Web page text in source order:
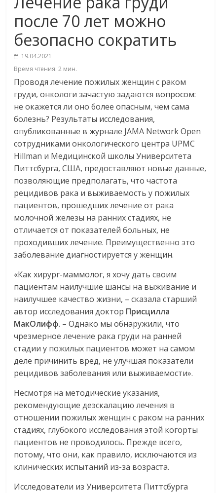
после 70 лет можно
безопасно сократить
19.04.2021
Время чтения:2 мин.
Проводя лечение пожилых женщин с раком
груди, онкологи зачастую задаются вопросом:
не окажется ли оно более опасным, чем сама
болезнь? Результаты исследования,
опубликованные в журнале JAMA Network Open
сотрудниками онкологического центра UPMC
Hillman и Медицинской школы Университета
Питтсбурга, США, предоставляют новые данные,
позволяющие предполагать, что частота
рецидивов рака и выживаемость у пожилых
пациентов, прошедших лечение от рака
молочной железы на ранних стадиях, не
отличается от показателей больных, не
проходивших лечение. Преимущественно это
заболевание диагностируется у женщин.
«Как хирург-маммолог, я хочу дать своим
пациентам наилучшие шансы на выживание и
наилучшее качество жизни, – сказала старший
автор исследования доктор Присцилла
МакОлифф. – Однако мы обнаружили, что
чрезмерное лечение рака груди на ранней
стадии у пожилых пациентов может на самом
деле причинить вред, не улучшая показатели
рецидивов заболевания или выживаемости».
Несмотря на методические указания,
рекомендующие деэскалацию лечения в
отношении пожилых женщин с раком на ранних
стадиях, глубокого исследования этой когорты
пациентов не проводилось. Прежде всего,
потому, что они, как правило, исключаются из
клинических испытаний из-за возраста.
Исследователи из Университета Питтсбурга